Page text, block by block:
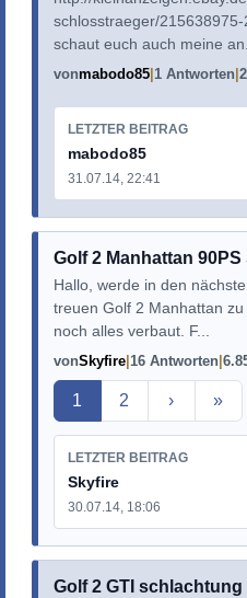
schlosstraeger/
schaut euch auch meine
vonmabodo85 1 Antworten
LETZTER BEITRAG
mabodo85
31.07.14, 22:41
Golf 2 Manhattan
Hallo, werde in den
treuen Golf 2 Manhattan
noch alles verbaut. F...
vonSkyfire 16 Antworten
Aktuelle Seite
1 2 › »
LETZTER BEITRAG
Skyfire
30.07.14, 18:06
Golf 2 GTI schlachtung